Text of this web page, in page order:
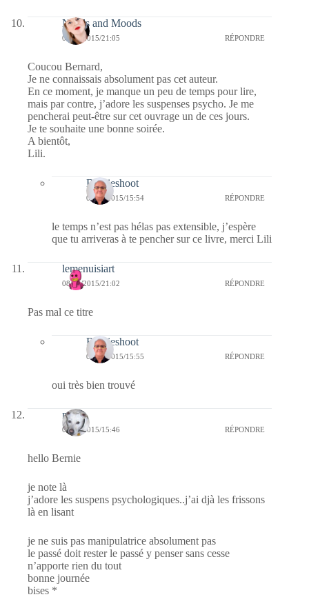
Needs and Moods
08/10/2015/21:05 RÉPONDRE
Coucou Bernard,
Je ne connaissais absolument pas cet auteur.
En ce moment, je manque un peu de temps pour lire,
mais par contre, j’adore les suspenses psycho. Je me
pencherai peut-être sur cet ouvrage un de ces jours.
Je te souhaite une bonne soirée.
A bientôt,
Lili.
Bernieshoot
09/10/2015/15:54 RÉPONDRE
le temps n’est pas hélas pas extensible, j’espère
que tu arriveras à te pencher sur ce livre, merci Lili
lemenuisiart
08/10/2015/21:02 RÉPONDRE
Pas mal ce titre
Bernieshoot
09/10/2015/15:55 RÉPONDRE
oui très bien trouvé
nays
08/10/2015/15:46 RÉPONDRE
hello Bernie
je note là
j’adore les suspens psychologiques..j’ai djà les frissons
là en lisant
je ne suis pas manipulatrice absolument pas
le passé doit rester le passé y penser sans cesse
n’apporte rien du tout
bonne journée
bises *